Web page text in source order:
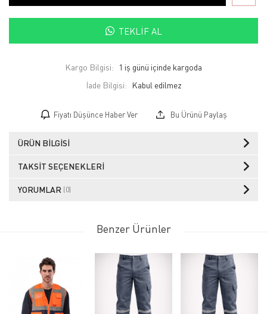
TEKLIF AL
Kargo Bilgisi:
1 iş günü içinde kargoda
İade Bilgisi:
Fiyatı Düşünce Haber Ver Bu Ürünü Paylaş
ÜRÜN BILGISI
TAKSIT SEÇENEKLERI
YORUMLAR (0)
Benzer Ürünler